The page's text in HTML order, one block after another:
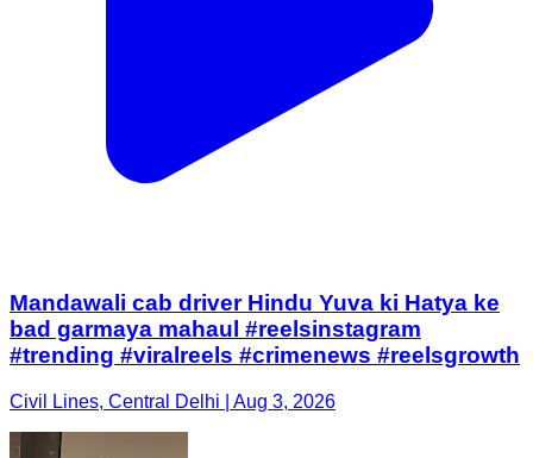
Mandawali cab driver Hindu Yuva ki Hatya ke
bad garmaya mahaul #reelsinstagram
#trending #viralreels #crimenews #reelsgrowth
Civil Lines, Central Delhi | Aug 3, 2026